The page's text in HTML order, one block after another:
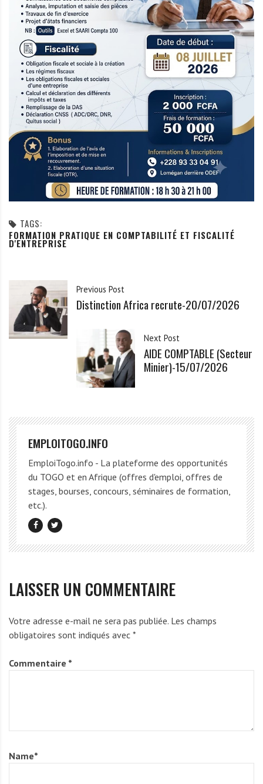
TAGS:
FORMATION PRATIQUE EN COMPTABILITÉ ET FISCALITÉ
D'ENTREPRISE
Previous Post
Distinction Africa recrute-20/07/2026
Next Post
AIDE COMPTABLE (Secteur
Minier)-15/07/2026
EMPLOITOGO.INFO
EmploiTogo.info - La plateforme des opportunités
du TOGO et en Afrique (offres d'emploi, offres de
stages, bourses, concours, séminaires de formation,
etc.).
LAISSER UN COMMENTAIRE
Votre adresse e-mail ne sera pas publiée. Les champs
obligatoires sont indiqués avec *
Commentaire *
Name*